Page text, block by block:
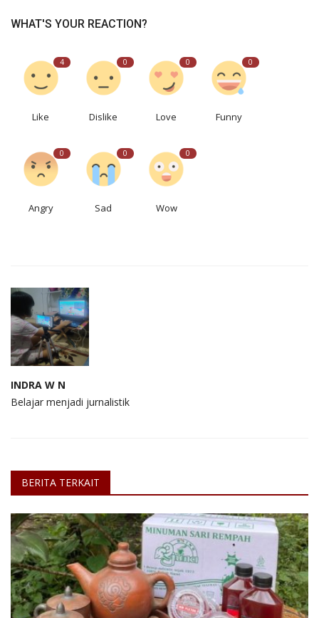
WHAT'S YOUR REACTION?
4
Like
0
Dislike
0
Love
0
Funny
0
Angry
0
Sad
0
Wow
INDRA W N
Belajar menjadi jurnalistik
BERITA TERKAIT